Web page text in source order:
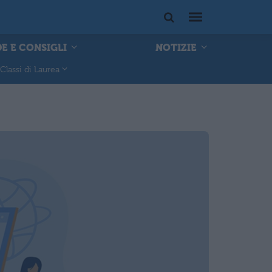
E CONSIGLI NOTIZIE
Classi di Laurea